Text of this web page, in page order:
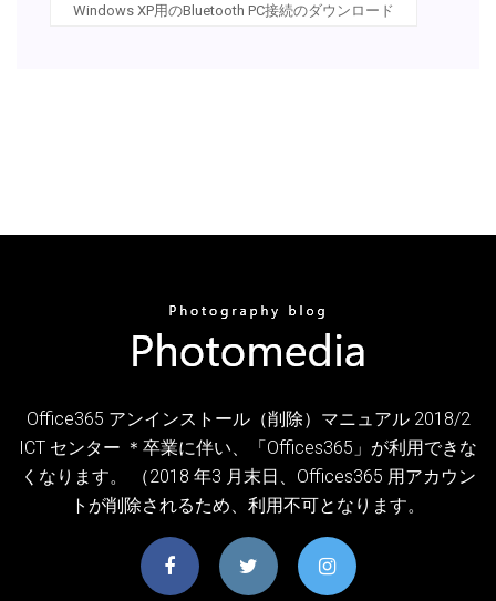
Windows XP用のBluetooth PC接続のダウンロード
Office365 アンインストール（削除）マニュアル 2018/2
ICT センター ＊卒業に伴い、「Offices365」が利用できな
くなります。 （2018 年3 月末日、Offices365 用アカウン
トが削除されるため、利用不可となります。